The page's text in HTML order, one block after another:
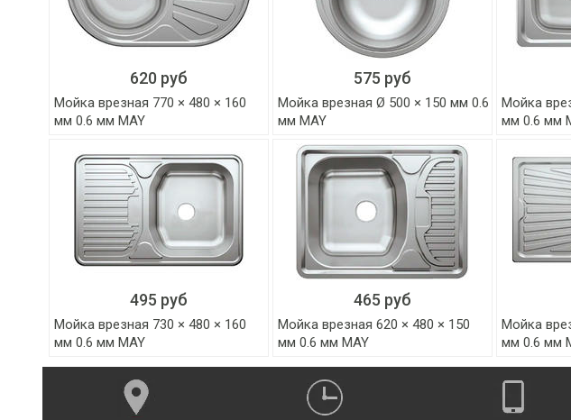
620 руб
Мойка врезная 770 × 480 × 160
мм 0.6 мм MAY
575 руб
Мойка врезная Ø 500 × 150 мм 0.6
мм MAY
Мойка
мм 0.6 мм
495 руб
Мойка врезная 730 × 480 × 160
мм 0.6 мм MAY
465 руб
Мойка врезная 620 × 480 × 150
мм 0.6 мм MAY
Мойка
мм 0.6 мм